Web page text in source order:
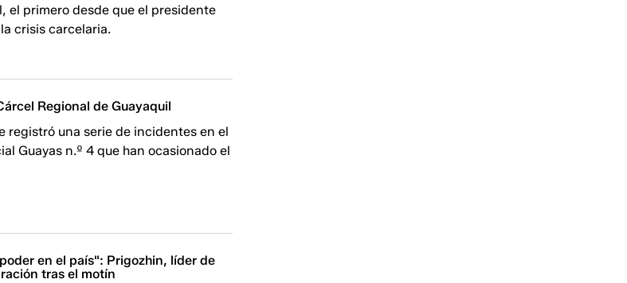
el primero desde que el presidente
crisis carcelaria.
Regional de Guayaquil
registró una serie de incidentes en el
Guayas n.º 4 que han ocasionado el
en el país": Prigozhin, líder de
tras el motín